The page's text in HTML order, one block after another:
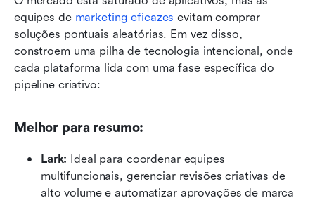
equipes de marketing eficazes evitam comprar
soluções pontuais aleatórias. Em vez disso,
constroem uma pilha de tecnologia intencional, onde
cada plataforma lida com uma fase específica do
pipeline criativo:
Melhor para resumo:
Lark: Ideal para coordenar equipes
multifuncionais, gerenciar revisões criativas de
alto volume e automatizar aprovações de marca